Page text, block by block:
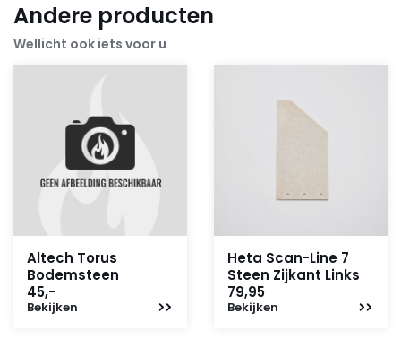
Andere producten
Wellicht ook iets voor u
Altech Torus
Bodemsteen
45,-
Bekijken
Heta Scan-Line 7
Steen Zijkant Links
79,95
Bekijken